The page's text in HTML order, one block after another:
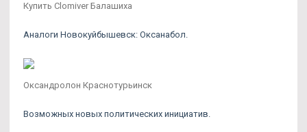
Купить Clomiver Балашиха
Аналоги Новокуйбышевск: Оксанабол.
Оксандролон Краснотурьинск
Возможных новых политических инициатив.